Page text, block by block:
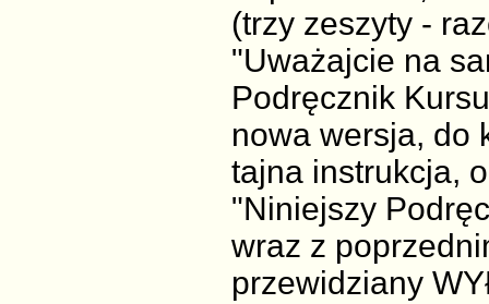
(trzy zeszyty -
"Uważajcie na
Podręcznik
nowa wersja, do
tajna instrukcja,
"Niniejszy
wraz z
przewidziany